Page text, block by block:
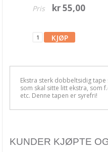
Lim & Verktøy
Akrylklosser
Diverse
Glue dots & 3D puter
Limprodukter
Rengjøring
Pris kr 55,00
Ekstra sterk dobbeltsidig
som skal sitte litt ekstra, som
etc. Denne tapen er syrefri!
KUNDER KJØPTE